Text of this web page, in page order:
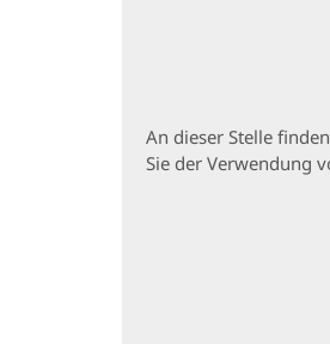
An dieser Stelle
Sie der Verwendung